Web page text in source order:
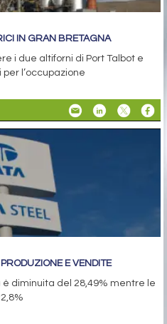
IN GRAN BRETAGNA
i due altiforni di Port Talbot e
l’occupazione
E VENDITE
diminuita del 28,49% mentre le